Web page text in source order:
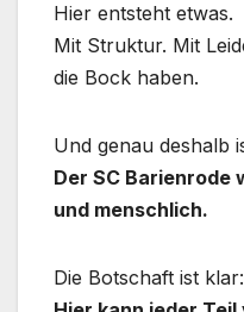
Hier entsteht etwas.
Mit Struktur. Mit
die Bock haben.
Und genau deshalb
Der SC
und menschlich.
Die Botschaft ist klar: